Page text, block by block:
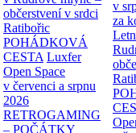
občerstvení v srdci
Ratibořic
POHÁDKOVÁ
CESTA Luxfer
Open Space
v červenci a srpnu
2026
RETROGAMING
– POČÁTKY
v
za